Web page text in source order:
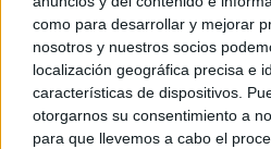
como para desarrollar y mejorar
nosotros y nuestros socios
localización geográfica precisa e
características de dispositivos.
otorgarnos su consentimiento a
para que llevemos a cabo el